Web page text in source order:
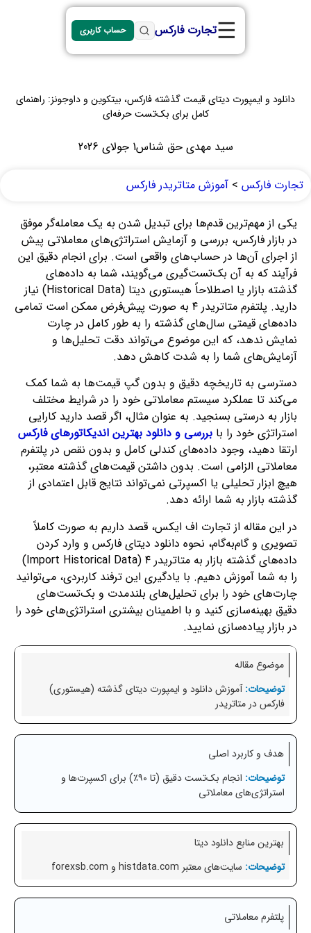
☰تجارت فارکس حساب کاربری
دانلود و ایمپورت دیتای قیمت گذشته فارکس، بیتکوین و داوجونز: راهنمای
کامل برای بک‌تست حرفه‌ای
سید مهدی حق شناس1 جولای 2026
تجارت فارکس > آموزش متاتریدر فارکس
یکی از مهم‌ترین قدم‌ها برای تبدیل شدن به یک معامله‌گر موفق
در بازار فارکس، بررسی و آزمایش استراتژی‌های معاملاتی پیش
از اجرای آن‌ها در حساب‌های واقعی است. برای انجام دقیق این
فرآیند که به آن بک‌تست‌گیری می‌گویند، شما به داده‌های
گذشته بازار یا اصطلاحاً هیستوری دیتا (Historical Data) نیاز
دارید. پلتفرم متاتریدر ۴ به صورت پیش‌فرض ممکن است تمامی
داده‌های قیمتی سال‌های گذشته را به طور کامل در چارت
نمایش ندهد، که این موضوع می‌تواند دقت تحلیل‌ها و
آزمایش‌های شما را به شدت کاهش دهد.
دسترسی به تاریخچه دقیق و بدون گپ قیمت‌ها به شما کمک
می‌کند تا عملکرد سیستم معاملاتی خود را در شرایط مختلف
بازار به درستی بسنجید. به عنوان مثال، اگر قصد دارید کارایی
استراتژی خود را با بررسی و دانلود بهترین اندیکاتورهای فارکس
ارتقا دهید، وجود داده‌های کندلی کامل و بدون نقص در پلتفرم
معاملاتی الزامی است. بدون داشتن قیمت‌های گذشته معتبر،
هیچ ابزار تحلیلی یا اکسپرتی نمی‌تواند نتایج قابل اعتمادی از
گذشته بازار به شما ارائه دهد.
در این مقاله از تجارت اف ایکس، قصد داریم به صورت کاملاً
تصویری و گام‌به‌گام، نحوه دانلود دیتای فارکس و وارد کردن
داده‌های گذشته بازار به متاتریدر ۴ (Import Historical Data)
را به شما آموزش دهیم. با یادگیری این ترفند کاربردی، می‌توانید
چارت‌های خود را برای تحلیل‌های بلندمدت و بک‌تست‌های
دقیق بهینه‌سازی کنید و با اطمینان بیشتری استراتژی‌های خود را
در بازار پیاده‌سازی نمایید.
موضوع مقاله
آموزش دانلود و ایمپورت دیتای گذشته (هیستوری)
فارکس در متاتریدر
هدف و کاربرد اصلی
انجام بک‌تست دقیق (تا ۹۰٪) برای اکسپرت‌ها و
استراتژی‌های معاملاتی
بهترین منابع دانلود دیتا
سایت‌های معتبر histdata.com و forexsb.com
پلتفرم معاملاتی